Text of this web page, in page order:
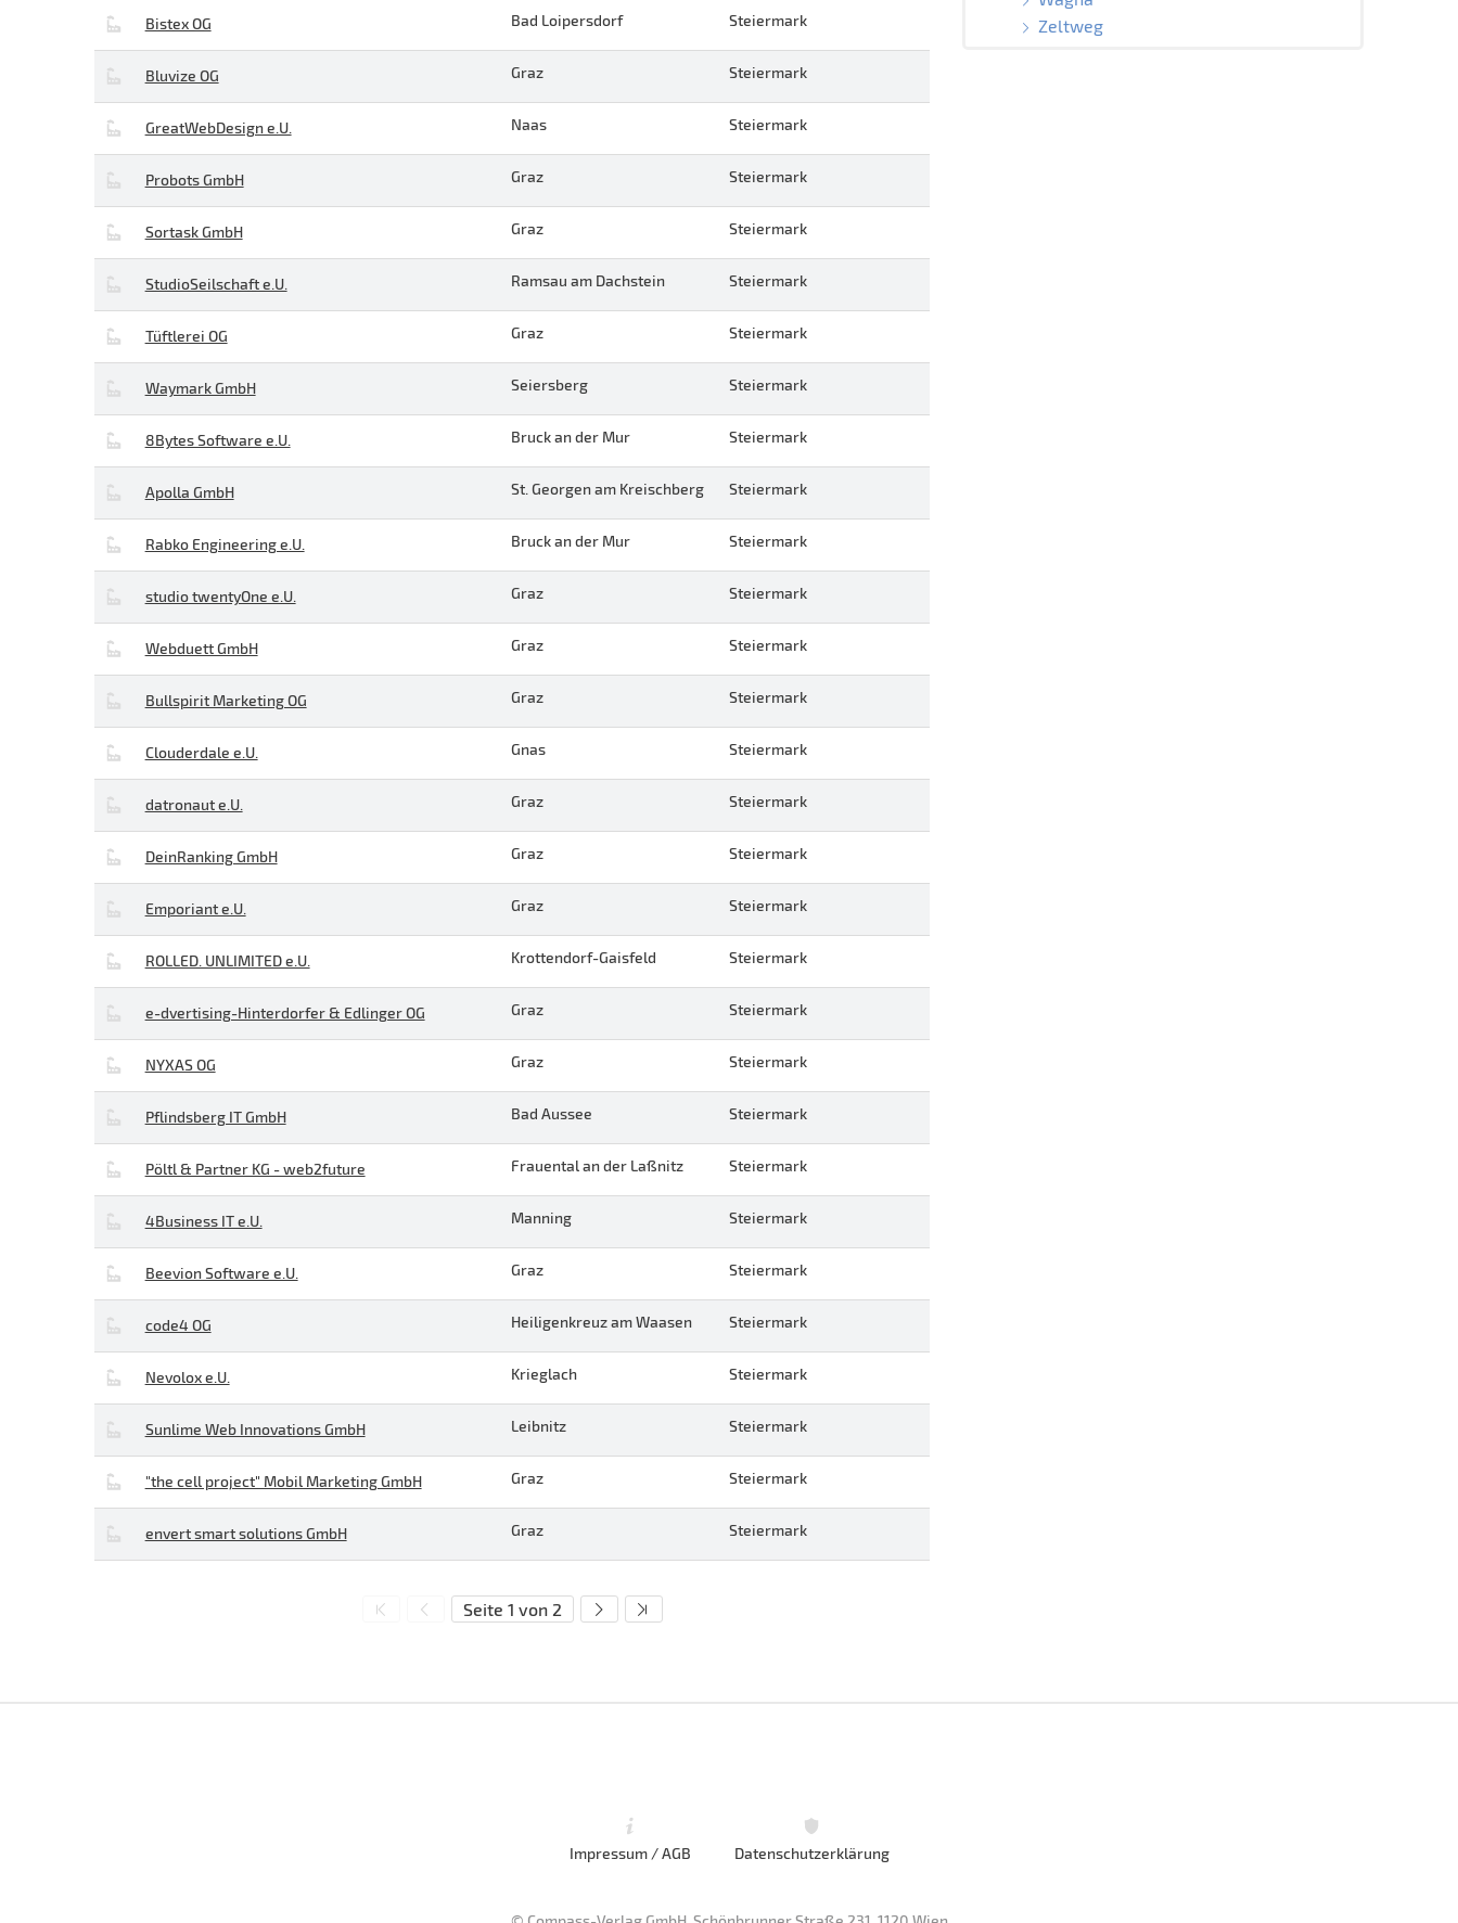
Bistex OG Bad Loipersdorf Steiermark
Bluvize OG Graz Steiermark
GreatWebDesign e.U. Naas Steiermark
Probots GmbH Graz Steiermark
Sortask GmbH Graz Steiermark
StudioSeilschaft e.U. Ramsau am Dachstein Steiermark
Tüftlerei OG Graz Steiermark
Waymark GmbH Seiersberg Steiermark
8Bytes Software e.U. Bruck an der Mur Steiermark
Apolla GmbH St. Georgen am Kreischberg Steiermark
Rabko Engineering e.U. Bruck an der Mur Steiermark
studio twentyOne e.U. Graz Steiermark
Webduett GmbH Graz Steiermark
Bullspirit Marketing OG Graz Steiermark
Clouderdale e.U. Gnas Steiermark
datronaut e.U. Graz Steiermark
DeinRanking GmbH Graz Steiermark
Emporiant e.U. Graz Steiermark
ROLLED. UNLIMITED e.U. Krottendorf-Gaisfeld Steiermark
e-dvertising-Hinterdorfer & Edlinger OG Graz Steiermark
NYXAS OG Graz Steiermark
Pflindsberg IT GmbH Bad Aussee Steiermark
Pöltl & Partner KG - web2future Frauental an der Laßnitz Steiermark
4Business IT e.U. Manning Steiermark
Beevion Software e.U. Graz Steiermark
code4 OG Heiligenkreuz am Waasen Steiermark
Nevolox e.U. Krieglach Steiermark
Sunlime Web Innovations GmbH Leibnitz Steiermark
"the cell project" Mobil Marketing GmbH Graz Steiermark
envert smart solutions GmbH Graz Steiermark
Seite 1 von 2
Zeltweg
Impressum / AGB Datenschutzerklärung